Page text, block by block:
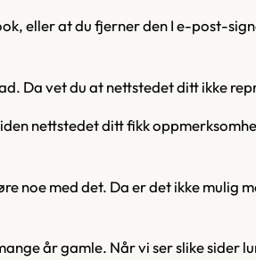
eller at du fjerner den I e-post-
Da vet du at nettstedet ditt ikke
nettstedet ditt fikk
noe med det. Da er det ikke mulig
år gamle. Når vi ser slike sider